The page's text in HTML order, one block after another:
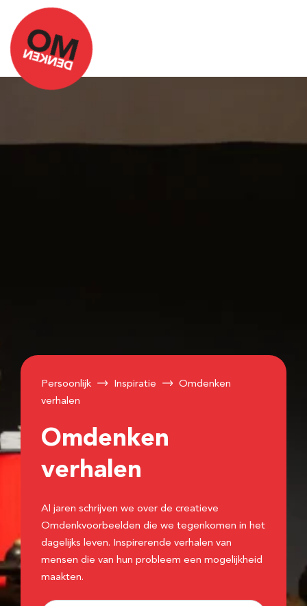
Persoonlijk Inspiratie
Omdenken
verhalen
Omdenken
verhalen
Al jaren schrijven we over de creatieve
Omdenkvoorbeelden die we tegenkomen in het
dagelijks leven. Inspirerende verhalen van
mensen die van hun probleem een mogelijkheid
maakten.